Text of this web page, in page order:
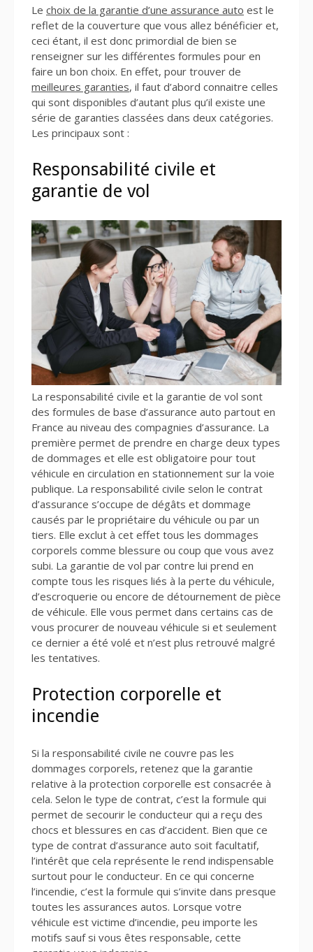
Le choix de la garantie d’une assurance auto est le
reflet de la couverture que vous allez bénéficier et,
ceci étant, il est donc primordial de bien se
renseigner sur les différentes formules pour en
faire un bon choix. En effet, pour trouver de
meilleures garanties, il faut d’abord connaitre celles
qui sont disponibles d’autant plus qu’il existe une
série de garanties classées dans deux catégories.
Les principaux sont :
Responsabilité civile et
garantie de vol
La responsabilité civile et la garantie de vol sont
des formules de base d’assurance auto partout en
France au niveau des compagnies d’assurance. La
première permet de prendre en charge deux types
de dommages et elle est obligatoire pour tout
véhicule en circulation en stationnement sur la voie
publique. La responsabilité civile selon le contrat
d’assurance s’occupe de dégâts et dommage
causés par le propriétaire du véhicule ou par un
tiers. Elle exclut à cet effet tous les dommages
corporels comme blessure ou coup que vous avez
subi. La garantie de vol par contre lui prend en
compte tous les risques liés à la perte du véhicule,
d’escroquerie ou encore de détournement de pièce
de véhicule. Elle vous permet dans certains cas de
vous procurer de nouveau véhicule si et seulement
ce dernier a été volé et n’est plus retrouvé malgré
les tentatives.
Protection corporelle et
incendie
Si la responsabilité civile ne couvre pas les
dommages corporels, retenez que la garantie
relative à la protection corporelle est consacrée à
cela. Selon le type de contrat, c’est la formule qui
permet de secourir le conducteur qui a reçu des
chocs et blessures en cas d’accident. Bien que ce
type de contrat d’assurance auto soit facultatif,
l’intérêt que cela représente le rend indispensable
surtout pour le conducteur. En ce qui concerne
l’incendie, c’est la formule qui s’invite dans presque
toutes les assurances autos. Lorsque votre
véhicule est victime d’incendie, peu importe les
motifs sauf si vous êtes responsable, cette